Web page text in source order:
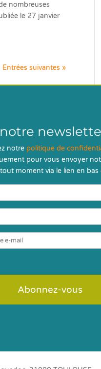
nombreuses
le 27 janvier
Entrées suivantes »
notre politique de
pour vous envoyer
moment via le lien en